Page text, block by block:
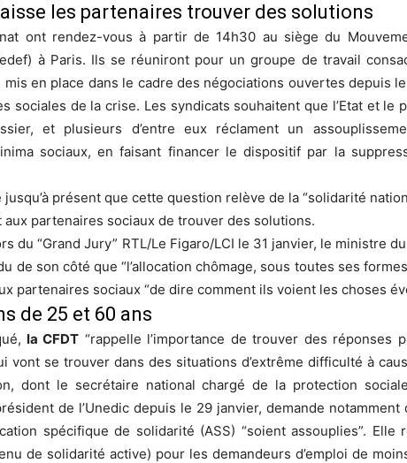
les partenaires trouver des solutions
ont rendez-vous à partir de 14h30 au siège du
à Paris. Ils se réuniront pour ungroupe de travail
en place dans le cadre des négociations ouvertes depuis
sociales de la crise. Les syndicats souhaitent que l’Etat et le
et plusieurs d’entre eux réclament un
sociaux, en faisant financer le dispositif par la
présent que cette question relève de la “solidarité
aux partenaires sociaux de trouver des solutions.
du “Grand Jury” RTL/Le Figaro/LCI le 31 janvier, le ministre
de son côté que “l’allocation chômage, sous toutes ses
partenaires sociaux “de dire comment ils voient les choses
de 25 et 60 ans
la CFDT “rappelle l’importance de trouver des réponses
vont se trouver dans des situations d’extrême difficulté à
dont le secrétaire national chargé de la protection
de l’Unedic depuis le 29 janvier, demande notamment
spécifique de solidarité (ASS) “soient assouplies”. Elle
de solidarité active) pour les demandeurs d’emploi de